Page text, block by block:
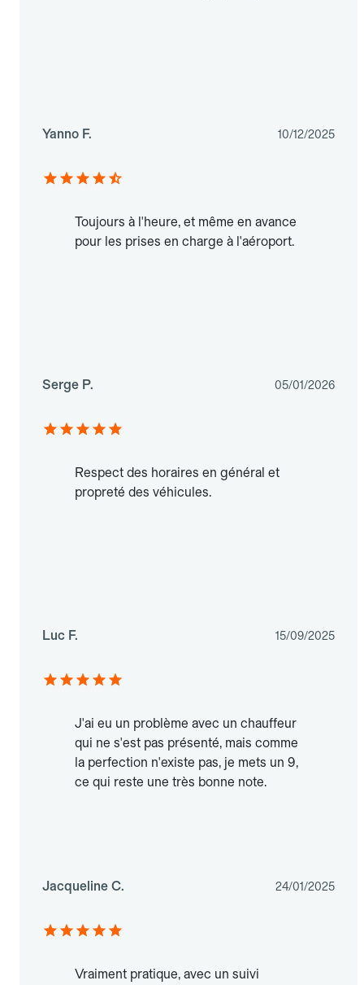
Yanno F. 10/12/2025
Toujours à l'heure, et même en avance
pour les prises en charge à l'aéroport.
Serge P. 05/01/2026
Respect des horaires en général et
propreté des véhicules.
Luc F. 15/09/2025
J'ai eu un problème avec un chauffeur
qui ne s'est pas présenté, mais comme
la perfection n'existe pas, je mets un 9,
ce qui reste une très bonne note.
Jacqueline C. 24/01/2025
Vraiment pratique, avec un suivi